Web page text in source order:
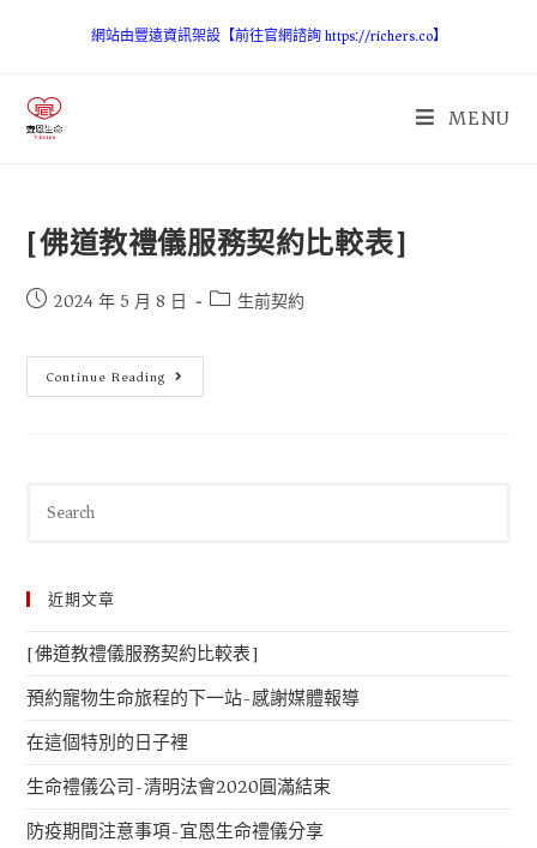
網站由豐遠資訊架設【前往官網諮詢 https://richers.co】
MENU
[佛道教禮儀服務契約比較表]
2024 年 5 月 8 日 生前契約
Continue Reading
近期文章
[佛道教禮儀服務契約比較表]
預約寵物生命旅程的下一站-感謝媒體報導
在這個特別的日子裡
生命禮儀公司-清明法會2020圓滿結束
防疫期間注意事項-宜恩生命禮儀分享